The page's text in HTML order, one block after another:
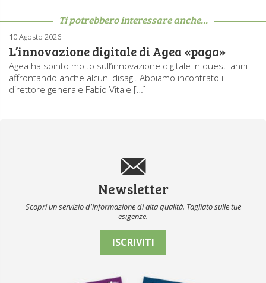
Ti potrebbero interessare anche...
10 Agosto 2026
L’innovazione digitale di Agea «paga»
Agea ha spinto molto sull’innovazione digitale in questi anni
affrontando anche alcuni disagi. Abbiamo incontrato il
direttore generale Fabio Vitale […]
Newsletter
Scopri un servizio d'informazione di alta qualità. Tagliato sulle tue
esigenze.
ISCRIVITI